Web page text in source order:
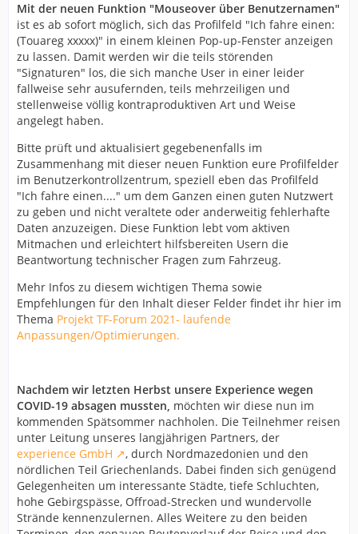
Mit der neuen Funktion "Mouseover über Benutzernamen"
ist es ab sofort möglich, sich das Profilfeld "Ich fahre einen:
(Touareg xxxxx)" in einem kleinen Pop-up-Fenster anzeigen
zu lassen. Damit werden wir die teils störenden
"Signaturen" los, die sich manche User in einer leider
fallweise sehr ausufernden, teils mehrzeiligen und
stellenweise völlig kontraproduktiven Art und Weise
angelegt haben.
Bitte prüft und aktualisiert gegebenenfalls im
Zusammenhang mit dieser neuen Funktion eure Profilfelder
im Benutzerkontrollzentrum, speziell eben das Profilfeld
"Ich fahre einen...." um dem Ganzen einen guten Nutzwert
zu geben und nicht veraltete oder anderweitig fehlerhafte
Daten anzuzeigen. Diese Funktion lebt vom aktiven
Mitmachen und erleichtert hilfsbereiten Usern die
Beantwortung technischer Fragen zum Fahrzeug.
Mehr Infos zu diesem wichtigen Thema sowie
Empfehlungen für den Inhalt dieser Felder findet ihr hier im
Thema Projekt TF-Forum 2021- laufende
Anpassungen/Optimierungen.
Nachdem wir letzten Herbst unsere Experience wegen
COVID-19 absagen mussten, möchten wir diese nun im
kommenden Spätsommer nachholen. Die Teilnehmer reisen
unter Leitung unseres langjährigen Partners, der
experience GmbH
, durch Nordmazedonien und den
nördlichen Teil Griechenlands. Dabei finden sich genügend
Gelegenheiten um interessante Städte, tiefe Schluchten,
hohe Gebirgspässe, Offroad-Strecken und wundervolle
Strände kennenzulernen. Alles Weitere zu den beiden